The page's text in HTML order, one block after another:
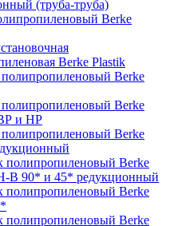
(труба-труба)
Berke
Berke Plastik
Berke
Berke
и НР
Berke
полипропиленовый Berke
В 90* и 45* редукционный
полипропиленовый Berke
полипропиленовый Berke